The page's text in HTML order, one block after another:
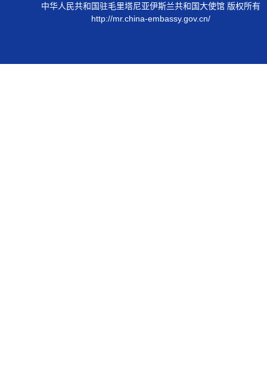
中华人民共和国驻毛里塔尼亚伊斯兰共和国大使馆 版权所有
http://mr.china-embassy.gov.cn/